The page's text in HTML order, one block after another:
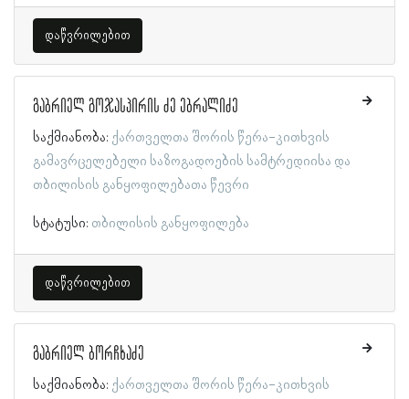
დაწვრილებით
გაბრიელ გოჯასპირის ძე ებრალიძე
საქმიანობა: ქართველთა შორის წერა-კითხვის
გამავრცელებელი საზოგადოების სამტრედიისა და
თბილისის განყოფილებათა წევრი
სტატუსი: თბილისის განყოფილება
დაწვრილებით
გაბრიელ ბორჩხაძე
საქმიანობა: ქართველთა შორის წერა-კითხვის